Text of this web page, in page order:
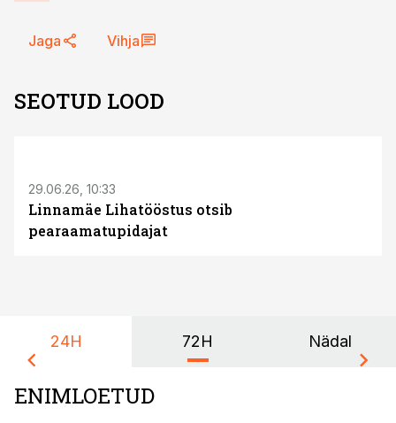
Jaga Vihja
SEOTUD LOOD
29.06.26, 10:33
Linnamäe Lihatööstus otsib
pearaamatupidajat
24H 72H Nädal
ENIMLOETUD